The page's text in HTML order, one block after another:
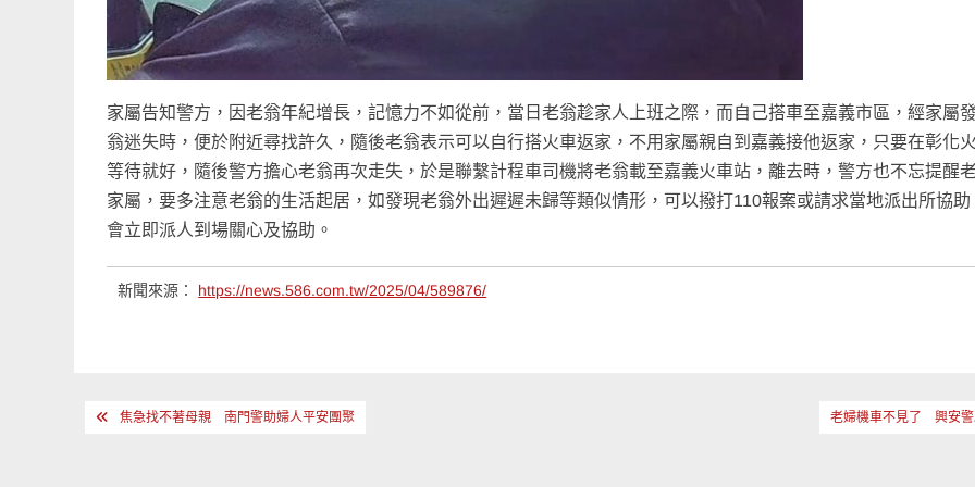
家屬告知警方，因老翁年紀增長，記憶力不如從前，當日老翁趁家人上班之際，而自己搭車至嘉義市區，經家屬
翁迷失時，便於附近尋找許久，隨後老翁表示可以自行搭火車返家，不用家屬親自到嘉義接他返家，只要在彰化
等待就好，隨後警方擔心老翁再次走失，於是聯繫計程車司機將老翁載至嘉義火車站，離去時，警方也不忘提醒
家屬，要多注意老翁的生活起居，如發現老翁外出遲遲未歸等類似情形，可以撥打110報案或請求當地派出所協助
會立即派人到場關心及協助。
新聞來源： https://news.586.com.tw/2025/04/589876/
文 焦急找不著母親 南門警助婦人平安團聚 老婦機車不見了 興安